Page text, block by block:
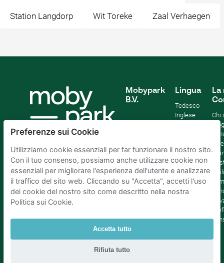
Station Langdorp Wit Toreke Zaal Verhaegen
Mobypark
B.V.
Lingua
Tedesco
Inglese
Olandese
La
Chi
Blog
Parcheggio Amsterdam|Parcheggio Rotterdam
Preferenze sui Cookie
Utilizziamo cookie essenziali per far funzionare il nostro sito.
Con il tuo consenso, possiamo anche utilizzare cookie non
essenziali per migliorare l'esperienza dell'utente e analizzare
il traffico del sito web. Cliccando su "Accetta", accetti l'uso
dei cookie del nostro sito come descritto nella nostra
Politica sui Cookie.
Accetta tutto
Rifiuta tutto